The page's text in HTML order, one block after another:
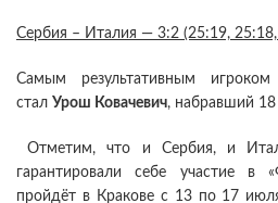
Сербия – Италия — 3:2 (25:19,
Самым результативным
стал Урош Ковачевич, набравший 18
Отметим, что и Сербия, и
гарантировали себе участие в
пройдёт в Кракове с 13 по 17